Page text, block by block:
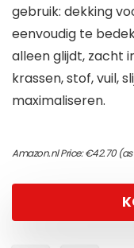
gebruik: dekking
eenvoudig te
alleen glijdt, zacht
krassen, stof, vuil,
maximaliseren.
Amazon.nl Price:€42.70(as